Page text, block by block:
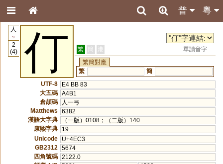
粵
普
人
9
2
(4)
仃 繁 簡 港
單讀音字
繁簡對應
繁
簡
UTF-8
E4 BB 83
大五碼 A4B1
倉頡碼
人一弓
Matthews
6382
漢語大字典
（一版）0108；（二版）140
康熙字典
19
Unicode
U+4EC3
GB2312
5674
四角號碼 2122.0